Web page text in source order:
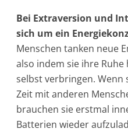
Bei Extraversion und
sich um ein
Menschen tanken neue
also indem sie ihre
selbst verbringen. Wenn
Zeit mit anderen
brauchen sie erstmal
Batterien wieder